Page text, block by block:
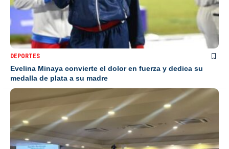
DEPORTES
Evelina Minaya convierte el dolor en fuerza y dedica su
medalla de plata a su madre